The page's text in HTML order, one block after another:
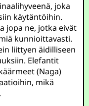
joka
käytäntöihin.
jopa ne, jotka eivät
kunnioittavasti.
liittyen äidilliseen
Elefantit
(Naga)
mikä